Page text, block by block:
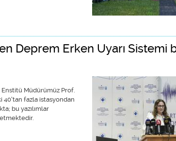
Deprem Erken Uyarı Sistemi
Müdürümüz Prof.
40’tan fazla istasyondan
bu yazılımlar